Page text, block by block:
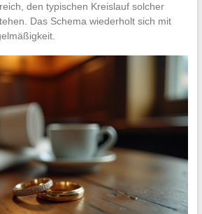
den typischen Kreislauf solcher
Das Schema wiederholt sich mit